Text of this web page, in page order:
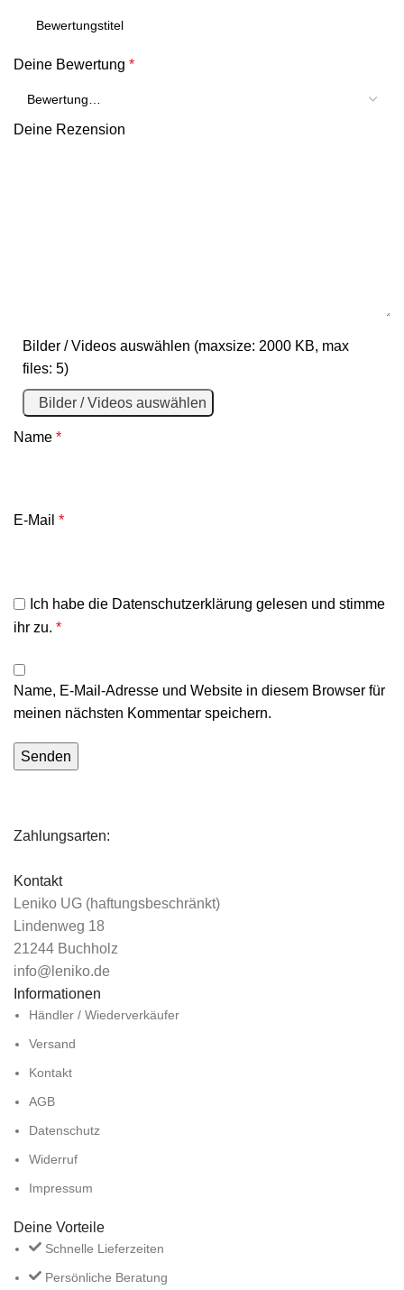
Deine Bewertung *
Deine Rezension
Bilder / Videos auswählen (maxsize: 2000 KB, max
files: 5)
Bilder / Videos auswählen
Name *
E-Mail *
Ich habe die Datenschutzerklärung gelesen und stimme
ihr zu. *
Name, E-Mail-Adresse und Website in diesem Browser für
meinen nächsten Kommentar speichern.
Zahlungsarten:
Kontakt
Leniko UG (haftungsbeschränkt)
Lindenweg 18
21244 Buchholz
info@leniko.de
Informationen
Händler / Wiederverkäufer
Versand
Kontakt
AGB
Datenschutz
Widerruf
Impressum
Deine Vorteile
Schnelle Lieferzeiten
Persönliche Beratung